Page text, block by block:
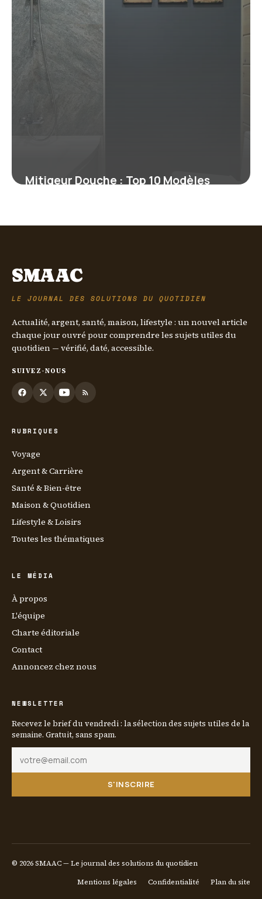
Mitigeur Douche : Top 10 Modèles
SMAAC
LE JOURNAL DES SOLUTIONS DU QUOTIDIEN
Actualité, argent, santé, maison, lifestyle : un nouvel article
chaque jour ouvré pour comprendre les sujets utiles du
quotidien — vérifié, daté, accessible.
SUIVEZ-NOUS
RUBRIQUES
Voyage
Argent & Carrière
Santé & Bien-être
Maison & Quotidien
Lifestyle & Loisirs
Toutes les thématiques
LE MÉDIA
À propos
L'équipe
Charte éditoriale
Contact
Annoncez chez nous
NEWSLETTER
Recevez le brief du vendredi : la sélection des sujets utiles de la
semaine. Gratuit, sans spam.
S'INSCRIRE
© 2026 SMAAC — Le journal des solutions du quotidien
Mentions légales
Confidentialité Plan du site